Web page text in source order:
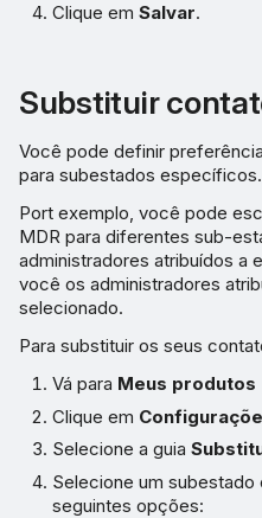
Clique emSalvar.
Substituir
Você pode definir
para subestados específicos.
Port exemplo, você pode
MDR para diferentes sub-
administradores atribuídos a
você os administradores
selecionado.
Para substituir os seus
Vá para Meus produtos
Clique em
Selecione a guia
Selecione um subestado
seguintes opções: